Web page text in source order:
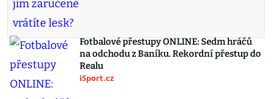
Fotbalové přestupy ONLINE: Sedm hráčů
na odchodu z Baníku. Rekordní přestup do
Realu
iSport.cz